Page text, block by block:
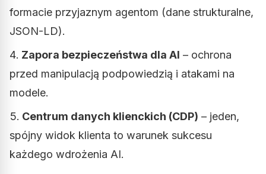
formacie przyjaznym agentom (dane strukturalne,
JSON-LD).
Zapora bezpieczeństwa dla AI – ochrona
przed manipulacją podpowiedzią i atakami na
modele.
Centrum danych klienckich (CDP) – jeden,
spójny widok klienta to warunek sukcesu
każdego wdrożenia AI.